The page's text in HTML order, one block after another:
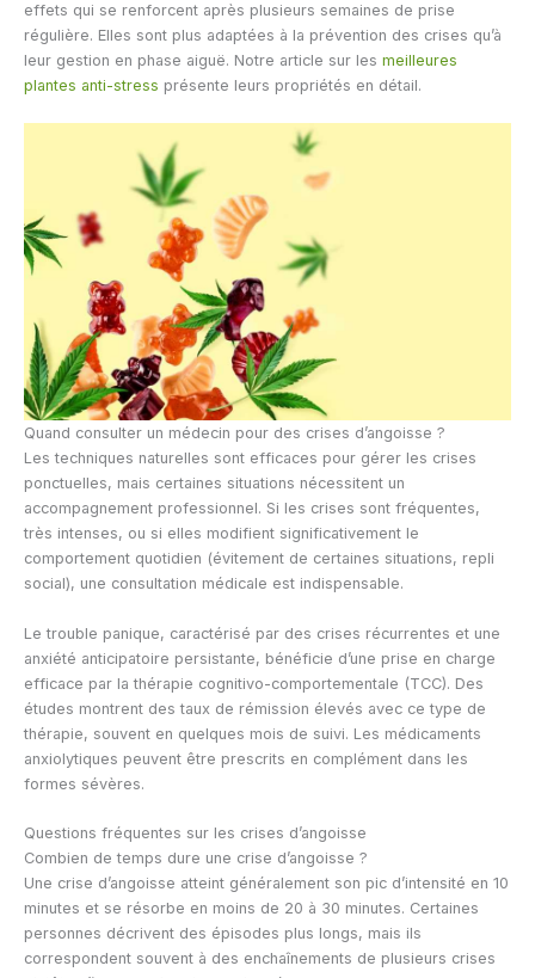
effets qui se renforcent après plusieurs semaines de prise
régulière. Elles sont plus adaptées à la prévention des crises qu’à
leur gestion en phase aiguë. Notre article sur les meilleures
plantes anti-stress présente leurs propriétés en détail.
Quand consulter un médecin pour des crises d’angoisse ?
Les techniques naturelles sont efficaces pour gérer les crises
ponctuelles, mais certaines situations nécessitent un
accompagnement professionnel. Si les crises sont fréquentes,
très intenses, ou si elles modifient significativement le
comportement quotidien (évitement de certaines situations, repli
social), une consultation médicale est indispensable.
Le trouble panique, caractérisé par des crises récurrentes et une
anxiété anticipatoire persistante, bénéficie d’une prise en charge
efficace par la thérapie cognitivo-comportementale (TCC). Des
études montrent des taux de rémission élevés avec ce type de
thérapie, souvent en quelques mois de suivi. Les médicaments
anxiolytiques peuvent être prescrits en complément dans les
formes sévères.
Questions fréquentes sur les crises d’angoisse
Combien de temps dure une crise d’angoisse ?
Une crise d’angoisse atteint généralement son pic d’intensité en 10
minutes et se résorbe en moins de 20 à 30 minutes. Certaines
personnes décrivent des épisodes plus longs, mais ils
correspondent souvent à des enchaînements de plusieurs crises